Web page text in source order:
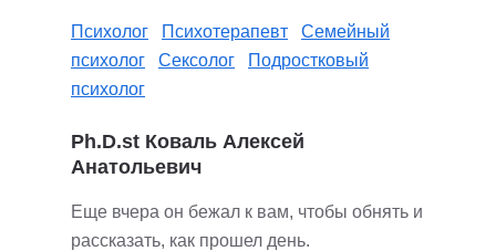
Психолог Психотерапевт
Семейный
психолог
Сексолог
Подростковый
психолог
Ph.D.st Коваль Алексей
Анатольевич
Еще вчера он бежал к вам, чтобы обнять и
рассказать, как прошел день.